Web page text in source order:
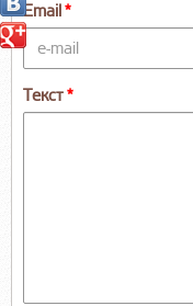
Email
Текст